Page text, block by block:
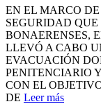
EN EL MARCO
SEGURIDAD
BONAERENSES,
LLEVÓ A CABO
EVACUACIÓN
PENITENCIARIO
CON EL
DE Leer más